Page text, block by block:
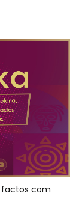
factos com